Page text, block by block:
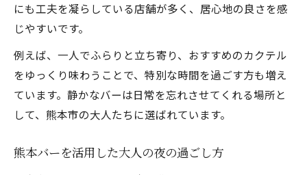
にも工夫を凝らしている店舗が多く、居心地の良さを感
じやすいです。
例えば、一人でふらりと立ち寄り、おすすめのカクテル
をゆっくり味わうことで、特別な時間を過ごす方も増え
ています。静かなバーは日常を忘れさせてくれる場所と
して、熊本市の大人たちに選ばれています。
熊本バーを活用した大人の夜の過ごし方